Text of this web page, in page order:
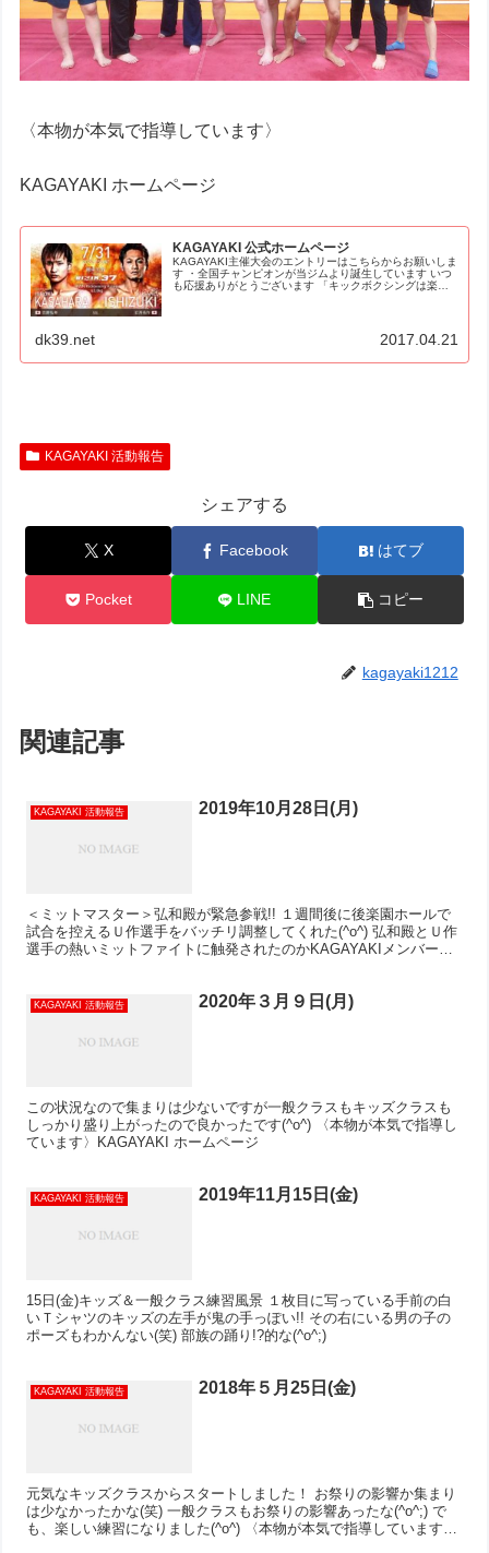
〈本物が本気で指導しています〉
KAGAYAKI ホームページ
KAGAYAKI 公式ホームページ
KAGAYAKI主催大会のエントリーはこちらからお願いしま
す ・全国チャンピオンが当ジムより誕生しています いつ
も応援ありがとうございます 「キックボクシングは楽し
dk39.net 2017.04.21
KAGAYAKI 活動報告
シェアする
X Facebook はてブ
Pocket LINE コピー
kagayaki1212
関連記事
KAGAYAKI 活動報告 2019年10月28日(月)
＜ミットマスター＞弘和殿が緊急参戦!! １週間後に後楽園ホールで
試合を控えるＵ作選手をバッチリ調整してくれた(^o^) 弘和殿とＵ作
選手の熱いミットファイトに触発されたのかKAGAYAKIメンバー大
KAGAYAKI 活動報告 2020年３月９日(月)
この状況なので集まりは少ないですが一般クラスもキッズクラスも
しっかり盛り上がったので良かったです(^o^) 〈本物が本気で指導し
ています〉KAGAYAKI ホームページ
KAGAYAKI 活動報告 2019年11月15日(金)
15日(金)キッズ＆一般クラス練習風景 １枚目に写っている手前の白
いＴシャツのキッズの左手が鬼の手っぽい!! その右にいる男の子の
ポーズもわかんない(笑) 部族の踊り!?的な(^o^;)
KAGAYAKI 活動報告 2018年５月25日(金)
元気なキッズクラスからスタートしました！ お祭りの影響か集まり
は少なかったかな(笑) 一般クラスもお祭りの影響あったな(^o^;) で
も、楽しい練習になりました(^o^) 〈本物が本気で指導しています〉